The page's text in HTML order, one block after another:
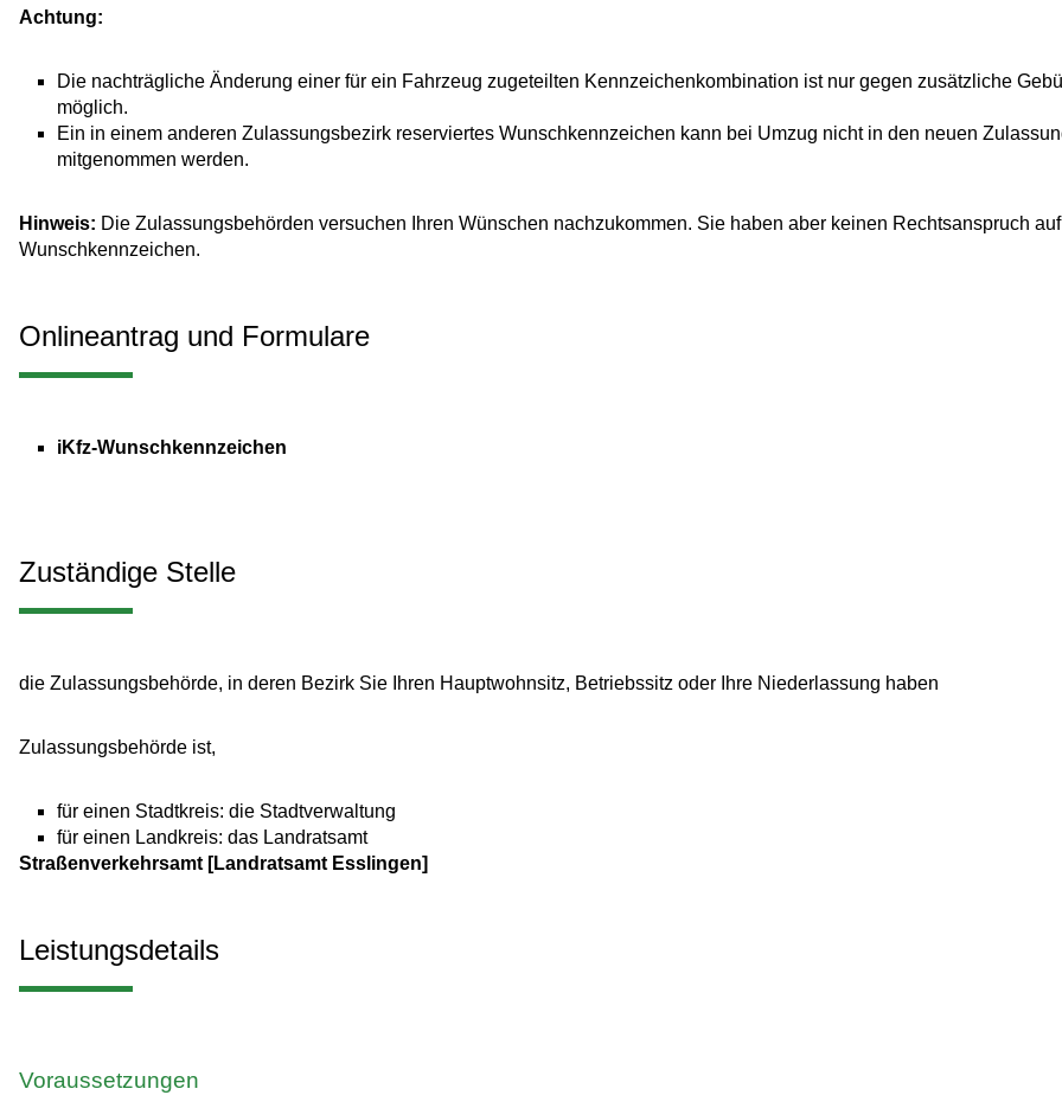
Achtung:
Die nachträgliche Änderung einer für ein Fahrzeug zugeteilten Kennzeichenkombination ist nur gegen zusätzliche
möglich.
Ein in einem anderen Zulassungsbezirk reserviertes Wunschkennzeichen kann bei Umzug nicht in den neuen
mitgenommen werden.
Hinweis: Die Zulassungsbehörden versuchen Ihren Wünschen nachzukommen. Sie haben aber keinen Rechtsanspruch
Wunschkennzeichen.
Onlineantrag und Formulare
iKfz-Wunschkennzeichen
Zuständige Stelle
die Zulassungsbehörde, in deren Bezirk Sie Ihren Hauptwohnsitz, Betriebssitz oder Ihre Niederlassung haben
Zulassungsbehörde ist,
für einen Stadtkreis: die Stadtverwaltung
für einen Landkreis: das Landratsamt
Straßenverkehrsamt [Landratsamt Esslingen]
Leistungsdetails
Voraussetzungen